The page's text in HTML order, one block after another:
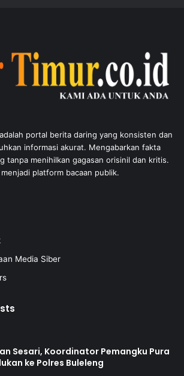
adalah portal berita daring yang konsisten dan
informasi akurat. Mengabarkan fakta
tanpa menihilkan gagasan orisinil dan kritis.
menjadi platform bacaan publik.
Media Siber
Sesari, Koordinator Pemangku Pura
ke Polres Buleleng